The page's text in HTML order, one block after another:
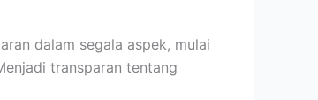
dalam segala aspek, mulai
transparan tentang